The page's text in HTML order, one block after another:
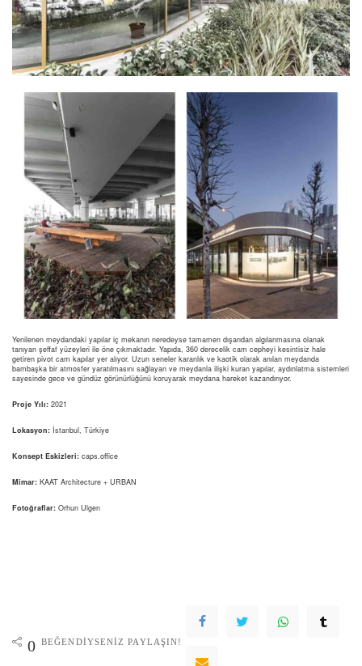
Yenilenen meydandaki yapılar iç mekanın neredeyse tamamen dışarıdan algılanmasına olanak
tanıyan şeffaf yüzeyleri ile öne çıkmaktadır. Yapıda, 360 derecelik cam cepheyi kesintisiz hale
getiren pivot cam kapılar yer alıyor. Uzun seneler karanlık ve kaotik olarak anılan meydanda
bambaşka bir atmosfer yaratılmasını sağlayan ve meydanla ilişki kuran yapılar, aydınlatma sistemleri
sayesinde gece ve gündüz görünürlüğünü koruyarak meydana hareket kazandırıyor.
Proje Yılı: 2021
Lokasyon: İstanbul, Türkiye
Konsept Eskizleri: caps.office
Mimar: KAAT Architecture + URBAN
Fotoğraflar: Orhun Ulgen
0 BEĞENDIYSENIZ PAYLAŞIN!